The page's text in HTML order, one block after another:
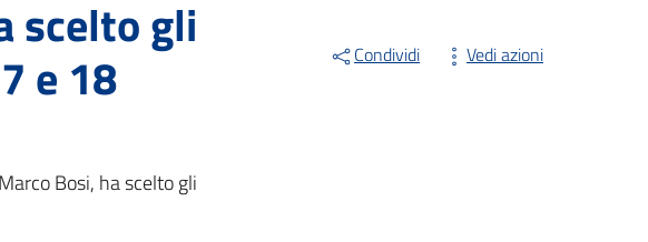
scelto gli
e 18
Bosi, ha scelto gli
Condividi Vedi azioni